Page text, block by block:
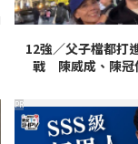
12強／父子檔都打
戰 陳威成、陳冠
PR